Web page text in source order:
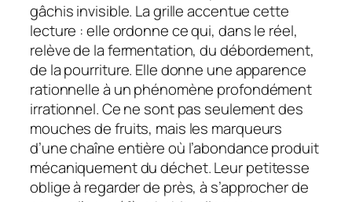
gâchis invisible. La grille accentue cette
lecture : elle ordonne ce qui, dans le réel,
relève de la fermentation, du débordement,
de la pourriture. Elle donne une apparence
rationnelle à un phénomène profondément
irrationnel. Ce ne sont pas seulement des
mouches de fruits, mais les marqueurs
d’une chaîne entière où l’abondance produit
mécaniquement du déchet. Leur petitesse
oblige à regarder de près, à s’approcher de